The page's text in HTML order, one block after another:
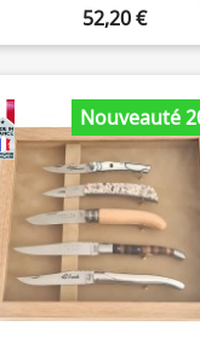
52,20 €
Nouveauté